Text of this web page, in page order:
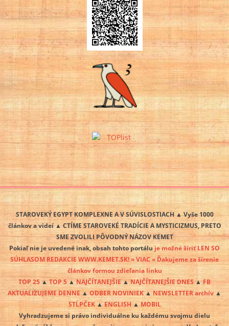
STAROVEKÝ EGYPT KOMPLEXNE A V SÚVISLOSTIACH ▲ Vyše 1000
článkov a videí ▲ CTÍME STAROVEKÉ TRADÍCIE A MYSTICIZMUS, PRETO
SME ZVOLILI PÔVODNÝ NÁZOV KEMET
Pokiaľ nie je uvedené inak, obsah tohto portálu je možné šíriť LEN SO
SÚHLASOM REDAKCIE WWW.KEMET.SK! » VIAC « Ďakujeme za šírenie
článkov formou zdieľania linku
TOP 25 ▲ TOP 5▲NAJČÍTANEJŠIE▲NAJČÍTANEJŠIE DNES ▲FB
AKTUALIZUJEME DENNE▲ODBER NOVINIEK▲ NEWSLETTER archív ▲
STĹPČEK▲ENGLISH▲MOBIL
Vyhradzujeme si právo individuálne ku každému svojmu dielu